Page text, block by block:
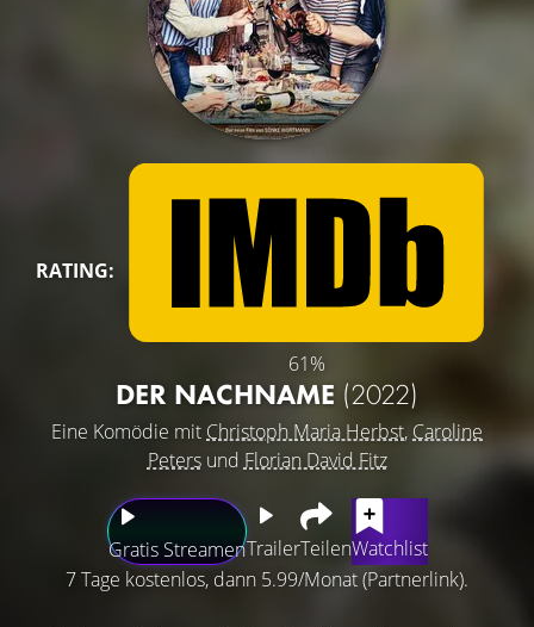
RATING:
61%
DER NACHNAME (2022)
Eine Komödie mit Christoph Maria Herbst, Caroline
Petersund Florian David Fitz
Gratis StreamenTrailerTeilenWatchlist
7 Tage kostenlos, dann 5.99/Monat (Partnerlink).